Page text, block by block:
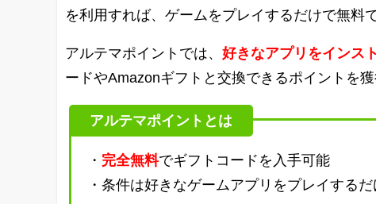
を利用すれば、ゲームをプレイするだけで無料
アルテマポイントでは、 好きなアプリをインス
ードやAmazonギフトと交換できるポイントを獲
アルテマポイントとは
・ 完全無料でギフトコードを入手可能
・条件は好きなゲームアプリをプレイするだ